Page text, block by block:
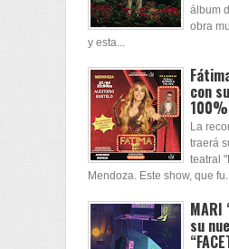
álbum
obra
y esta...
con
La
traerá
teatral
Mendoza. Este show, que fu...
su